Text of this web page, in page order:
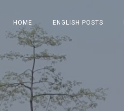
HOME ENGLISH POSTS